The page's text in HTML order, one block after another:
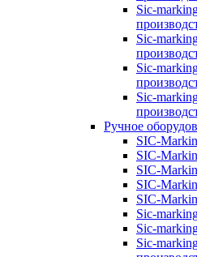
Sic-
Sic-
Sic-
Sic-
Ручное
SIC-
SIC-
SIC-
SIC-
SIC-
Sic-
Sic-
Sic-